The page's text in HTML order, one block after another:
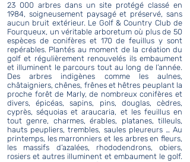
23 000 arbres dans un site protégé classé en
1984, soigneusement paysagé et préservé, sans
aucun bruit extérieur. Le Golf & Country Club de
Fourqueux, un véritable arboretum où plus de 50
espèces de conifères et 170 de feuillus y sont
repérables. Plantés au moment de la création du
golf et régulièrement renouvelés ils embaument
et illuminent le parcours tout au long de l’année.
Des arbres indigènes comme les aulnes,
châtaigniers, chênes, frênes et hêtres peuplant la
proche forêt de Marly, de nombreux conifères et
divers, épicéas, sapins, pins, douglas, cèdres,
cyprès, séquoias et araucaria, et les feuillus en
tout genre, charmes, érables, platanes, tilleuls,
hauts peupliers, trembles, saules pleureurs … Au
printemps, les marronniers et les arbres en fleurs,
les massifs d’azalées, rhododendrons, obiers,
rosiers et autres illuminent et embaument le golf.